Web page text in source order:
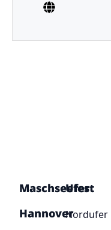
Maschseefest
Hannover
Ufer
Nordufer